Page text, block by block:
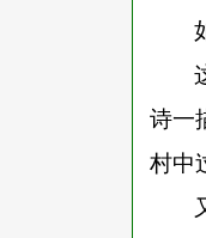
诗一
村中